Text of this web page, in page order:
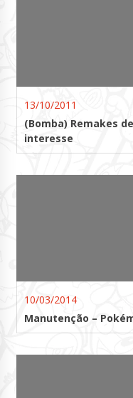
13/10/2011
(Bomba) Remakes
interesse
10/03/2014
Manutenção –